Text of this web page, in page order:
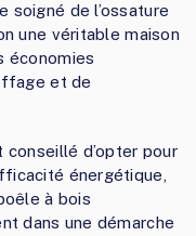
soigné de l’ossature
une véritable maison
économies
et de
d’opter pour
énergétique,
à bois
dans une démarche